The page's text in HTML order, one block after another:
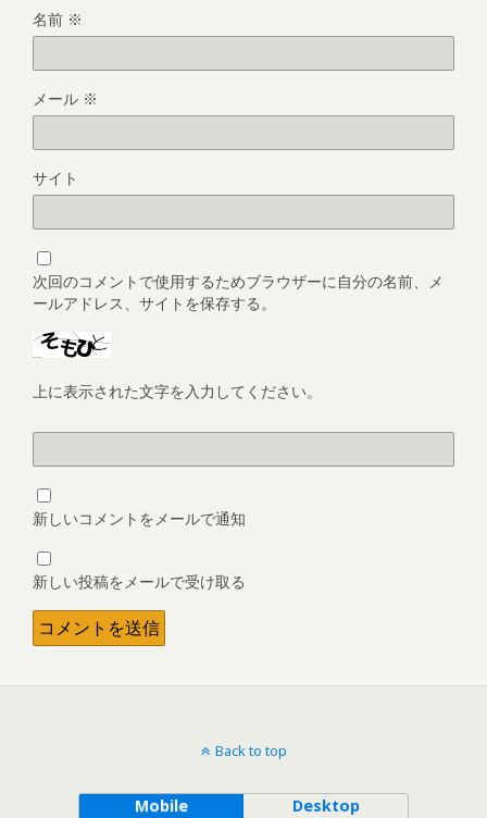
名前 ※
メール ※
サイト
次回のコメントで使用するためブラウザーに自分の名前、メ
ールアドレス、サイトを保存する。
上に表示された文字を入力してください。
新しいコメントをメールで通知
新しい投稿をメールで受け取る
Back to top
Mobile Desktop